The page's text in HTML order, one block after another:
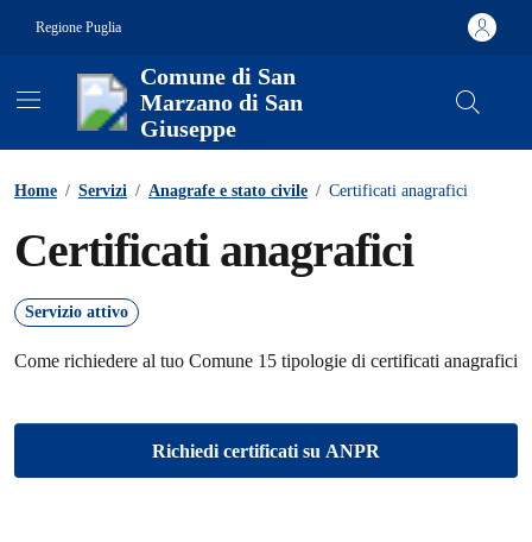
Regione Puglia
Comune di San
Marzano di San
Giuseppe
Home / Servizi / Anagrafe e stato civile / Certificati anagrafici
Certificati anagrafici
Servizio attivo
Come richiedere al tuo Comune 15 tipologie di certificati anagrafici
Richiedi certificati su ANPR